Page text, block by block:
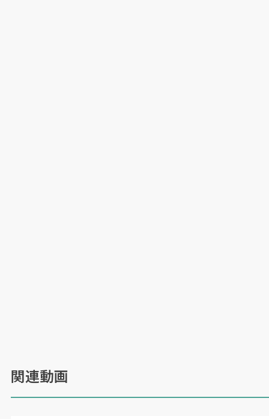
関連動画